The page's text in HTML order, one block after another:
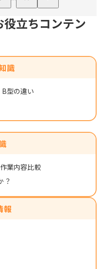
立ちコンテン
識
型の違い
業内容比較
？
報